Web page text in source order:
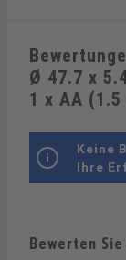
Ø 47.7 x
1 x AA
Bewerten
Keine
Ihre